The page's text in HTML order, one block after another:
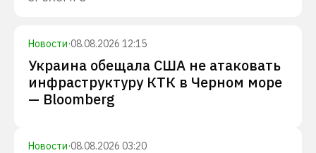
Новости·08.08.2026 12:15
Украина обещала США не атаковать
инфраструктуру КТК в Черном море
— Bloomberg
Новости·08.08.2026 03:20